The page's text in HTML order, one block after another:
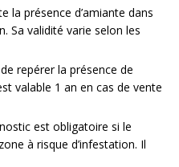
la présence d’amiante dans
Sa validité varie selon les
repérer la présence de
valable 1 an en cas de vente
est obligatoire si le
à risque d’infestation. Il